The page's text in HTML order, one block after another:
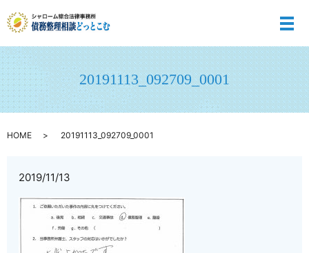
メ
20191113_092709_0001
HOME 20191113_092709_0001
2019/11/13